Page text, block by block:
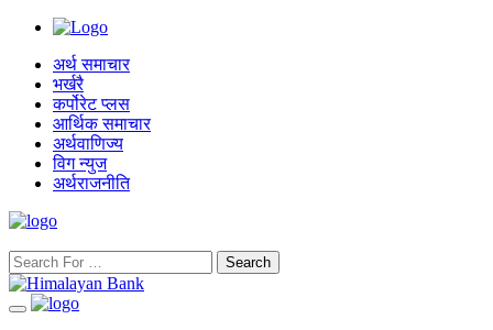
अर्थ समाचार
भर्खरै
कर्पोरेट प्लस
आर्थिक समाचार
अर्थवाणिज्य
विग न्युज
अर्थराजनीति
Search